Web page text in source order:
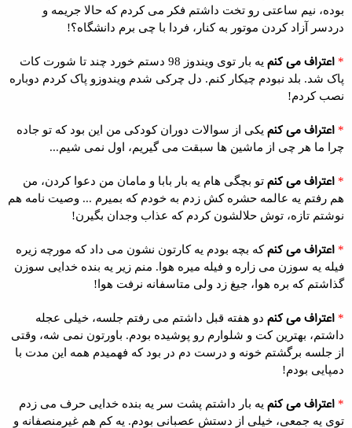
بوده، نیم ساعتی رو تخت داشتم فکر می کردم که حالا جریمه و
دردسر آزاد کردن موتور به کنار، فردا با چی برم دانشگاه؟!
* اعتراف می کنم
یه بار توی ویندوز 98 دستم خورد چند تا شورت کات
پاک شد. بلد نبودم چیکار کنم. دل چرکی شدم ویندوزو پاک کردم دوباره
نصب کردم!
* اعتراف می کنم یکی از سوالات دوران کودکی من این بود که تو جاده
چرا ما هر چی از ماشین ها سبقت می گیریم، اول نمی شیم...
* اعتراف می کنم تو بچگی هام یه بار بابا و مامان من دعوا کردن، من
هم رفتم یه عالمه حشره کش زدم به خودم که بمیرم ... وصیت نامه هم
نوشتم تازه، توش حلالشون کردم که عذاب وجدان بگیرن!
* اعتراف می کنمکه بچه بودم یه کارتون نشون می داد که مورچه زیره
فیله یه سوزن می زاره و فیله میره هوا. منم زیر یه بنده خدایی سوزن
گذاشتم که بره هوا، جیغ زد ولی متاسفانه نرفت هوا!
* اعتراف می کنم دو هفته قبل داشتم می رفتم جلسه، خیلی عجله
داشتم، بهترین کت و شلوارم رو پوشیده بودم. باورتون نمی شه، وقتی
از جلسه برگشتم خونه و درست دم در بود که فهمیدم همه این مدت با
دمپایی بودم!
* اعتراف می کنم یه بار داشتم پشت سر یه بنده خدایی حرف می زدم
توی یه جمعی، خیلی از دستش عصبانی بودم. یه کم هم غیرمنصفانه و